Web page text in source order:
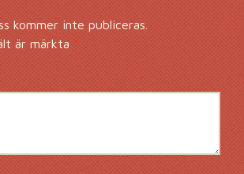
kommer inte publiceras.
är märkta *